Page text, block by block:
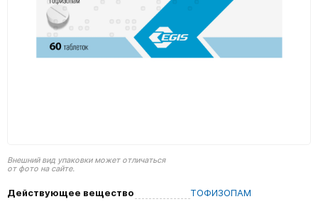
Внешний вид упаковки может отличаться
от фото на сайте.
Действующее вещество
ТОФИЗОПАМ